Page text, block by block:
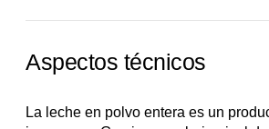
Aspectos técnicos
La leche en polvo entera es un